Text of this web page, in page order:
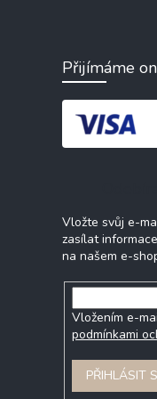
Přijímáme
Vložte svůj e-
zasílat
na našem e-
Vložením e-
podmínkami
PŘIHLÁSIT